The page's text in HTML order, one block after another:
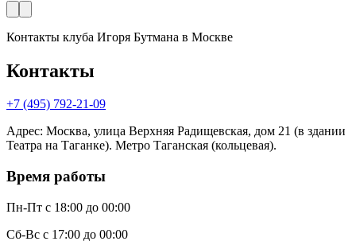
Контакты клуба Игоря Бутмана в Москве
Контакты
+7 (495) 792-21-09
Адрес: Москва, улица Верхняя Радищевская, дом 21 (в здании
Театра на Таганке). Метро Таганская (кольцевая).
Время работы
Пн-Пт с 18:00 до 00:00
Сб-Вс с 17:00 до 00:00